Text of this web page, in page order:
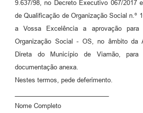
9.637/98, no Decreto Executivo 067/2017
de Qualificação de Organização Social n.º
a Vossa Excelência a aprovação para
Organização Social - OS, no âmbito da
Direta do Município de Viamão,
documentação anexa.
Nestes termos, pede deferimento.
Nome Completo